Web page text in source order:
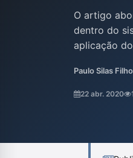
O artigo
dentro do
aplicação
chamam de
Paulo Silas Filho
22 abr. 2020